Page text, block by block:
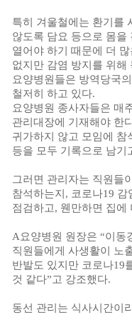
특히 겨울철에는 환기를
않도록 담요 등으로 몸을
열어야 하기 때문에 더
없지만 감염 방지를 위해
요양병원들은 방역당국
철저히 하고 있다.
요양병원 종사자들은 매
관리대장에 기재해야 한
귀가하지 않고 모임에 참
등을 모두 기록으로 남기
그러면 관리자는 직원들이
참석하는지 , 코로나19 감
점검하고, 웬만하면 집에
A 요양병원 원장은 “이동
직원들에게 사생활이 노
반발도 있지만 코로나19
것 같다”고 강조했다.
동선 관리는 식사시간이